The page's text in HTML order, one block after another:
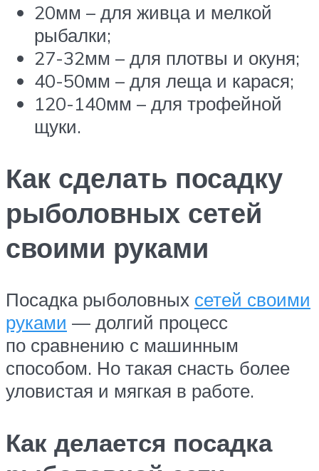
20мм – для живца и мелкой
рыбалки;
27-32мм – для плотвы и окуня;
40-50мм – для леща и карася;
120-140мм – для трофейной
щуки.
Как сделать посадку
рыболовных сетей
своими руками
Посадка рыболовных сетей своими
руками — долгий процесс
по сравнению с машинным
способом. Но такая снасть более
уловистая и мягкая в работе.
Как делается посадка